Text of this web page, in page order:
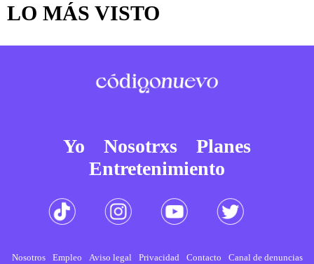
LO MÁS VISTO
Yo Nosotrxs
Planes
Entretenimiento
Nosotros Empleo Aviso legal Privacidad Contacto Canal de denuncias